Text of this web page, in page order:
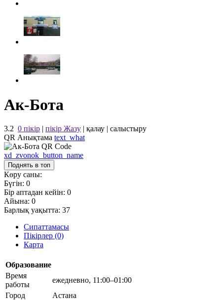
Ак-Бота
3.2 0 пікір | пікір Жазу | қалау | салыстыру
QR Анықтама text_what
xd_zvonok_button_name
Поднять в топ
Көру саны:
Бүгін: 0
Бір аптадан кейін: 0
Айына: 0
Барлық уақытта: 37
Сипаттамасы
Пікірлер (0)
Карта
Образование
Время
работы
ежедневно, 11:00–01:00
Город
Астана